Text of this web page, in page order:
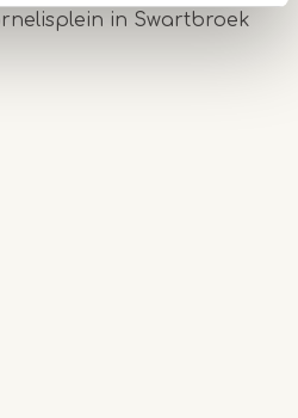
in Swartbroek